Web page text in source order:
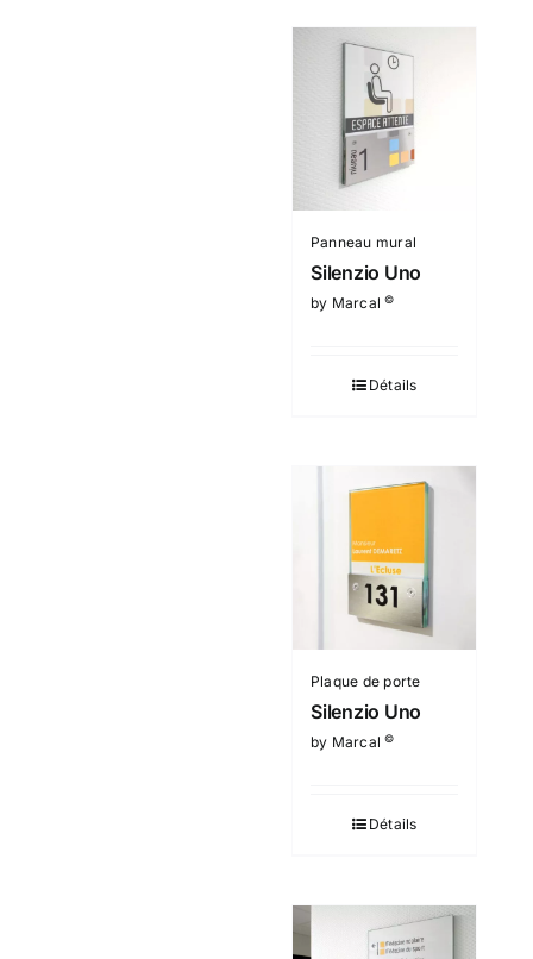
Panneau mural
Silenzio Uno
by Marcal©
Détails
Plaque de porte
Silenzio Uno
by Marcal©
Détails